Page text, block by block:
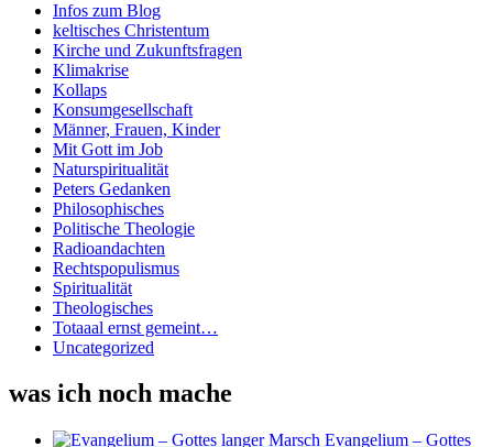
Infos zum Blog
keltisches Christentum
Kirche und Zukunftsfragen
Klimakrise
Kollaps
Konsumgesellschaft
Männer, Frauen, Kinder
Mit Gott im Job
Naturspiritualität
Peters Gedanken
Philosophisches
Politische Theologie
Radioandachten
Rechtspopulismus
Spiritualität
Theologisches
Totaaal ernst gemeint…
Uncategorized
was ich noch mache
Evangelium – Gottes